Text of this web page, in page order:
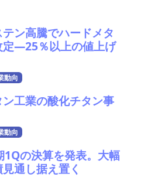
ン高騰でハードメタ
定―25％以上の値上げ
動向
工業の酸化チタン事
動向
の決算を発表。大幅
通し据え置く